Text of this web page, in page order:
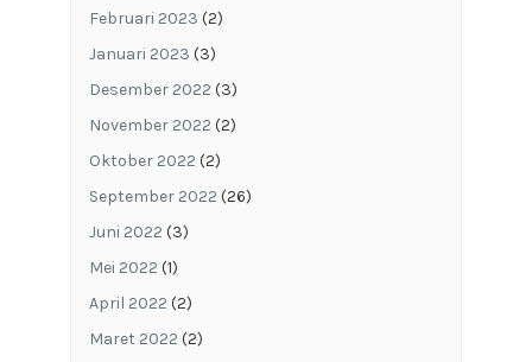
Februari 2023 (2)
Januari 2023 (3)
Desember 2022 (3)
November 2022 (2)
Oktober 2022 (2)
September 2022 (26)
Juni 2022 (3)
Mei 2022 (1)
April 2022 (2)
Maret 2022 (2)